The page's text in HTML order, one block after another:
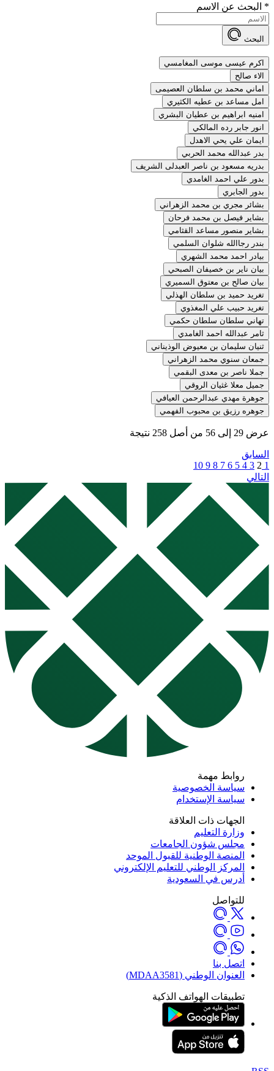
* البحث عن الاسم
البحث
اكرم عيسى موسى المغامسي
الاء صالح
اماني محمد بن سلطان العصيمى
امل مساعد بن عطيه الكثيري
امنيه ابراهيم بن عطيان البشري
انور جابر رده المالكي
ايمان علي يحي الاهدل
بدر عبدالله محمد الحربي
بدريه مسعود بن ناصر العبدلى الشريف
بدور علي احمد الغامدي
بدور الجابري
بشائر مجري بن محمد الزهراني
بشاير فيصل بن محمد فرحان
بشاير منصور مساعد القثامي
بندر رجاالله شلوان السلمي
بيادر احمد محمد الشهري
بيان ناير بن خصيفان الصبحي
بيان صالح بن معتوق السميري
تغريد حميد بن سلطان الهذلي
تغريد حبيب علي المغذوي
تهاني سلطان سلطان حكمي
ثامر عبدالله احمد الغامدي
ثنيان سليمان بن معيوض الوذيناني
جمعان سنوي محمد الزهراني
جملا ناصر بن معدى البقمي
جميل معلا غثيان الروقي
جوهرة مهدي عبدالرحمن العيافي
جوهره رزيق بن محبوب الفهمي
عرض 29 إلى 56 من أصل 258 نتيجة
السابق
1
2
3
4
5
6
7
8
9
10
التالي
روابط مهمة
سياسة الخصوصية
سياسة الإستخدام
الجهات ذات العلاقة
وزارة التعليم
مجلس شؤون الجامعات
المنصة الوطنية للقبول الموحد
المركز الوطني للتعليم الإلكتروني
أدرس في السعودية
للتواصل
اتصل بنا
العنوان الوطني (MDAA3581)
تطبيقات الهواتف الذكية